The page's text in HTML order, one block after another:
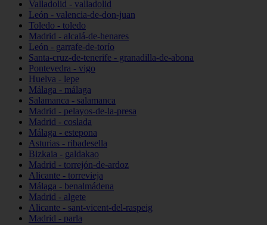
Valladolid - valladolid
León - valencia-de-don-juan
Toledo - toledo
Madrid - alcalá-de-henares
León - garrafe-de-torío
Santa-cruz-de-tenerife - granadilla-de-abona
Pontevedra - vigo
Huelva - lepe
Málaga - málaga
Salamanca - salamanca
Madrid - pelayos-de-la-presa
Madrid - coslada
Málaga - estepona
Asturias - ribadesella
Bizkaia - galdakao
Madrid - torrejón-de-ardoz
Alicante - torrevieja
Málaga - benalmádena
Madrid - algete
Alicante - sant-vicent-del-raspeig
Madrid - parla